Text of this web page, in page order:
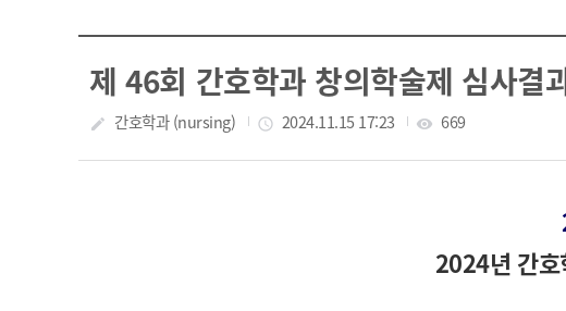
제 46회 간호학과 창의학술제 심사결
작성자
create 간호학과 (nursing) 작성일
access_time 2024.11.15 17:23 조회수
visibility 669
2024년 간호